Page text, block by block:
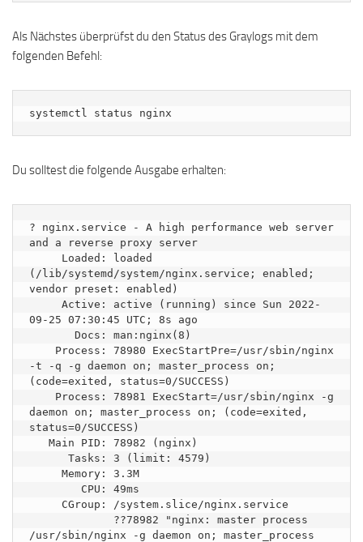
Als Nächstes überprüfst du den Status des Graylogs mit dem
folgenden Befehl:
systemctl status nginx
Du solltest die folgende Ausgabe erhalten:
? nginx.service - A high performance web server
and a reverse proxy server
(/lib/systemd/system/nginx.service; enabled;
vendor preset: enabled)
09-25 07:30:45 UTC; 8s ago
-t -q -g daemon on; master_process on;
(code=exited, status=0/SUCCESS)
daemon on; master_process on; (code=exited,
status=0/SUCCESS)
/usr/sbin/nginx -g daemon on; master_process